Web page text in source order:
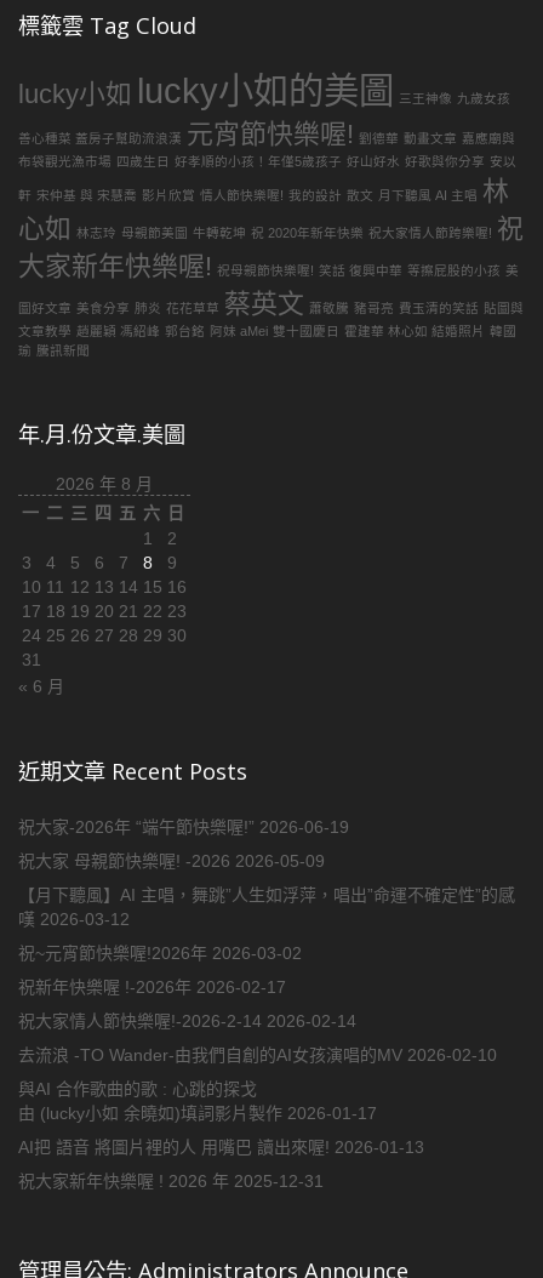
片
文
分
類
標籤雲 Tag Cloud
lucky小如 lucky小如的美圖 三王神像 九歲女孩
善心種菜 蓋房子幫助流浪漢 元宵節快樂喔! 劉德華 動畫文章 嘉應廟與
布袋觀光漁市場 四歲生日 好孝順的小孩！年僅5歲孩子 好山好水 好歌與你分享 安以
軒 宋仲基 與 宋慧喬 影片欣賞 情人節快樂喔! 我的設計 散文 月下聽風 AI 主唱 林
心如
林志玲 母親節美圖 牛轉乾坤 祝 2020年新年快樂 祝大家情人節跨樂喔! 祝
大家新年快樂喔! 祝母親節快樂喔! 笑話 復興中華 等擦屁股的小孩 美
圖好文章 美食分享 肺炎 花花草草 蔡英文 蕭敬騰 豬哥亮 費玉清的笑話 貼圖與
文章教學 趙麗穎 馮紹峰 郭台銘 阿妹 aMei 雙十國慶日 霍建華 林心如 結婚照片
韓國
瑜 騰訊新聞
年.月.份文章.美圖
2026 年 8 月
一 二 三 四 五 六
日
1
2
3
4 5 6 7 8
9
10 11 12 13 14 15 16
17 18 19 20 21 22 23
24 25 26 27 28 29 30
31
« 6 月
近期文章 Recent Posts
祝大家-2026年 “端午節快樂喔!” 2026-06-19
祝大家 母親節快樂喔! -2026 2026-05-09
【月下聽風】AI 主唱，舞跳”人生如浮萍，唱出”命運不確定性”的感
嘆 2026-03-12
祝~元宵節快樂喔!2026年 2026-03-02
祝新年快樂喔 !-2026年 2026-02-17
祝大家情人節快樂喔!-2026-2-14 2026-02-14
去流浪 -TO Wander-由我們自創的AI女孩演唱的MV 2026-02-10
與AI 合作歌曲的歌 : 心跳的探戈
由 (lucky小如 余曉如)填詞影片製作 2026-01-17
AI把 語音 將圖片裡的人 用嘴巴 讀出來喔! 2026-01-13
祝大家新年快樂喔 ! 2026 年 2025-12-31
管理員公告: Administrators Announce